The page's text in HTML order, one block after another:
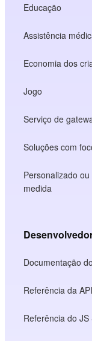
Educação
Assistência
Economia dos
Jogo
Serviço de
Soluções com
Personalizado ou
medida
Documentação
Referência da API
Referência do JS